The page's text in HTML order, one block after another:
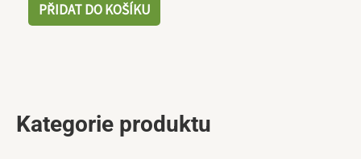
Kategorie produktu
PŘIDAT DO KOŠÍKU